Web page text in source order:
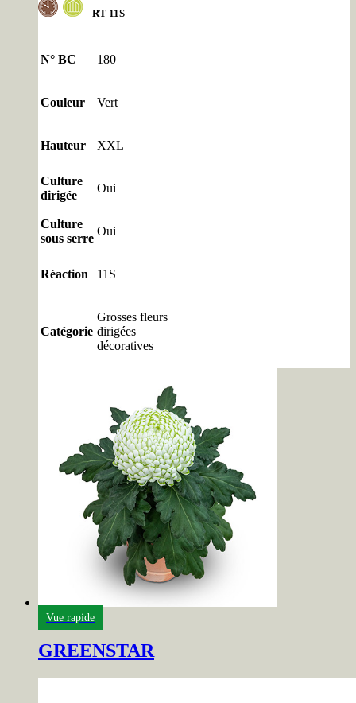
RT 11S
N° BC 180
Couleur Vert
Hauteur XXL
Culture
dirigée
Oui
Culture
sous serre
Oui
Réaction 11S
Catégorie
Grosses fleurs
dirigées
décoratives
Vue rapide
GREENSTAR